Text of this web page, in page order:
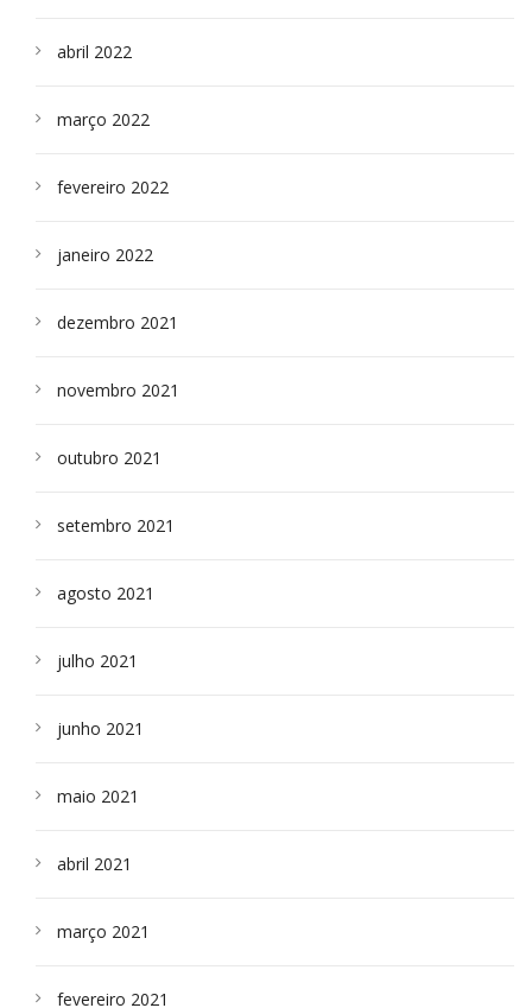
abril 2022
março 2022
fevereiro 2022
janeiro 2022
dezembro 2021
novembro 2021
outubro 2021
setembro 2021
agosto 2021
julho 2021
junho 2021
maio 2021
abril 2021
março 2021
fevereiro 2021